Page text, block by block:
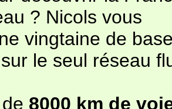
? Nicols vous
vingtaine de
le seul réseau
8000 km de